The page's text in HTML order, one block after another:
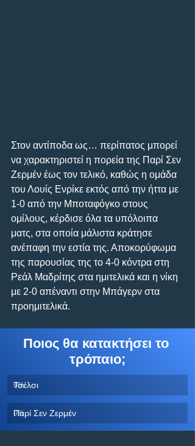
Στον αντίποδα ως… περίπατος μπορεί
να χαρακτηριστεί η πορεία της Παρί Σεν
Ζερμέν έως τον τελικό, καθώς η ομάδα
του Λουίς Ενρίκε εκτός από την ήττα με
1-0 από την Μποταφόγκο στους
ομίλους, κέρδισε όλα τα υπόλοιπα
ματς, στα οποία μάλιστα κράτησε
ανέπαφη την εστία της. Αποκορύφωμα
της παρουσίας της το 4-0 κόντρα στη
Ρεάλ Μαδρίτης στα ημιτελικά και η νίκη
με 2-0 απέναντι στην Μπάγερν στα
προημιτελικά.
Ποιος θα κατακτήσει το
τρόπαιο;
0%
Τσέλσι
0%
Παρί Σεν Ζερμέν